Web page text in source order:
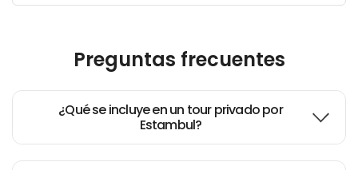
vibrante y fascinante.
Preguntas frecuentes
¿Qué se incluye en un tour privado por
Estambul?